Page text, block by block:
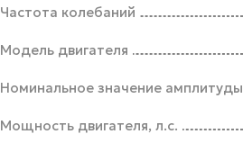
Частота колебаний
Модель двигателя
Номинальное значение амплитуды
Мощность двигателя, л.с.